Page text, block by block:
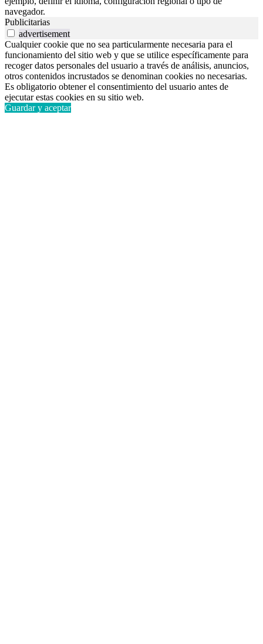
navegador.
Publicitarias
advertisement
Cualquier cookie que no sea particularmente necesaria para el
funcionamiento del sitio web y que se utilice específicamente para
recoger datos personales del usuario a través de análisis, anuncios,
otros contenidos incrustados se denominan cookies no necesarias.
Es obligatorio obtener el consentimiento del usuario antes de
ejecutar estas cookies en su sitio web.
Guardar y aceptar